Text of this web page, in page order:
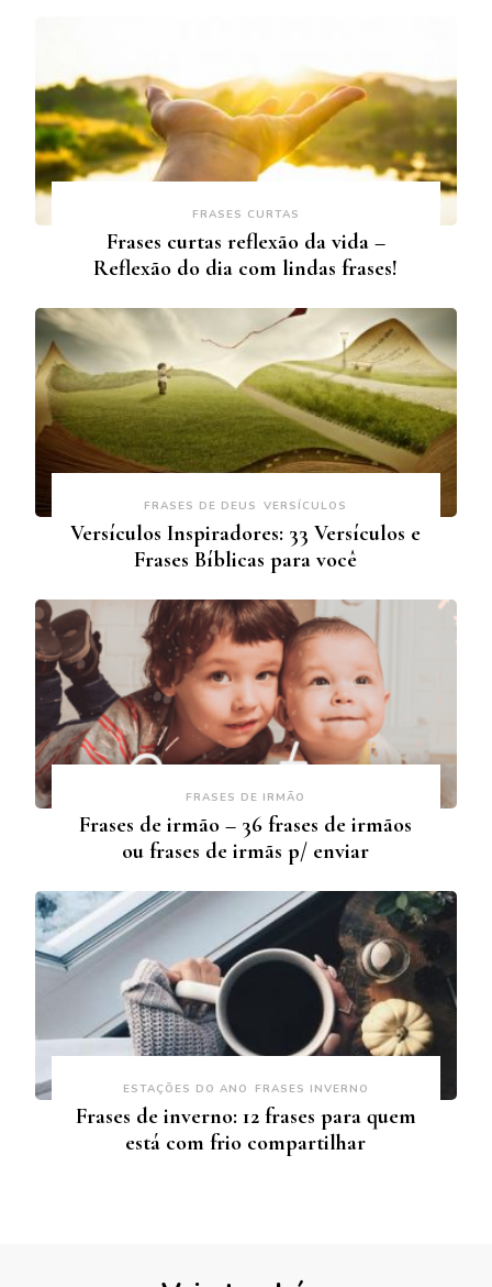
FRASES CURTAS
Frases curtas reflexão da vida –
Reflexão do dia com lindas frases!
FRASES DE DEUS VERSÍCULOS
Versículos Inspiradores: 33 Versículos e
Frases Bíblicas para você
FRASES DE IRMÃO
Frases de irmão – 36 frases de irmãos
ou frases de irmãs p/ enviar
ESTAÇÕES DO ANO FRASES INVERNO
Frases de inverno: 12 frases para quem
está com frio compartilhar